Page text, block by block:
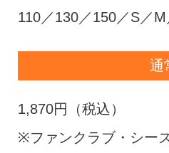
110／130／150／S／
通
1,870円（税込）
※ファンクラブ・シー